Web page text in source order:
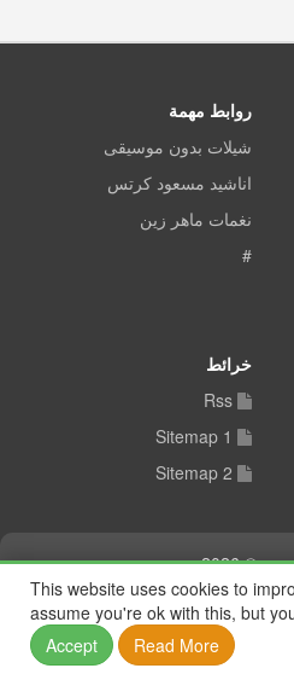
This website uses cookies to
assume you're ok with this, but
Accept
Read More
روابط مهمة
شيلات بدون موسيقى
اناشيد مسعود كرتس
نغمات ماهر زين
#
خرائط
Rss
Sitemap 1
Sitemap 2
© 2026